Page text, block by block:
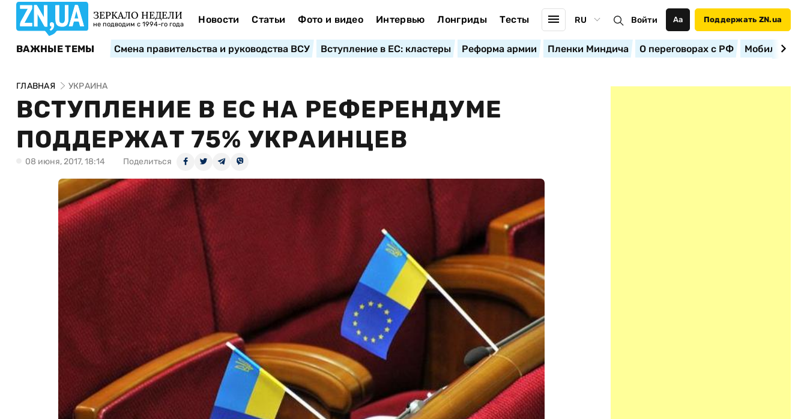
ЗЕРКАЛО НЕДЕЛИ
не подводим с 1994-го года Новости Статьи Фото и видео Интервью Лонгриды Тесты RU Войти Аа Поддержать ZN.ua
ВАЖНЫЕ ТЕМЫ Смена правительства и руководства ВСУ Вступление в ЕС: кластеры Реформа армии Пленки Миндича О переговорах с РФ
ГЛАВНАЯ УКРАИНА
ВСТУПЛЕНИЕ В ЕС НА РЕФЕРЕНДУМЕ
ПОДДЕРЖАТ 75% УКРАИНЦЕВ
08 июня, 2017, 18:14 Поделиться